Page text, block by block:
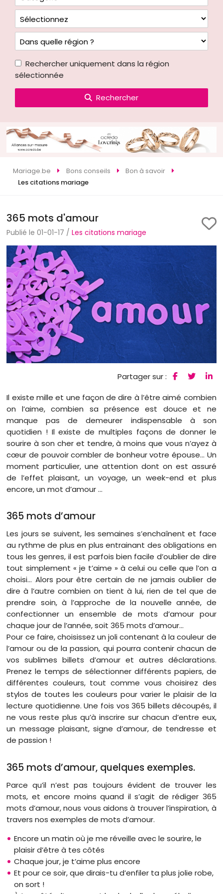
Rechercher uniquement dans la région
sélectionnée
Rechercher
Mariage.be Bons conseils
Bon à savoir
Les citations mariage
365 mots d'amour
Publié le 01-01-17 /Les citations mariage
Partager sur :
Il existe mille et une façon de dire à l’être aimé combien
on l’aime, combien sa présence est douce et ne
manque pas de demeurer indispensable à son
quotidien ! Il existe de multiples façons de donner le
sourire à son cher et tendre, à moins que vous n’ayez à
cœur de pouvoir combler de bonheur votre épouse… Un
moment particulier, une attention dont on est assuré
de l’effet plaisant, un voyage, un week-end et plus
encore, un mot d’amour …
365 mots d’amour
Les jours se suivent, les semaines s’enchaînent et face
au rythme de plus en plus entrainant des obligations en
tous les genres, il est parfois bien facile d’oublier de dire
tout simplement « je t’aime » à celui ou celle que l’on a
choisi… Alors pour être certain de ne jamais oublier de
dire à l’autre combien on tient à lui, rien de tel que de
prendre soin, à l’approche de la nouvelle année, de
confectionner un ensemble de mots d’amour pour
chaque jour de l’année, soit 365 mots d’amour…
Pour ce faire, choisissez un joli contenant à la couleur de
l’amour ou de la passion, qui pourra contenir chacun de
vos sublimes billets d’amour et autres déclarations.
Prenez le temps de sélectionner différents papiers, de
différentes couleurs, tout comme vous choisirez des
stylos de toutes les couleurs pour varier le plaisir de la
lecture quotidienne. Une fois vos 365 billets découpés, il
ne vous reste plus qu’à inscrire sur chacun d’entre eux,
un message plaisant, signe d’amour, de tendresse et
de passion !
365 mots d’amour, quelques exemples.
Parce qu’il n’est pas toujours évident de trouver les
mots, et encore moins quand il s’agit de rédiger 365
mots d’amour, nous vous aidons à trouver l’inspiration, à
travers nos exemples de mots d’amour.
Encore un matin où je me réveille avec le sourire, le
plaisir d’être à tes côtés
Chaque jour, je t’aime plus encore
Et pour ce soir, que dirais-tu d’enfiler ta plus jolie robe,
on sort !